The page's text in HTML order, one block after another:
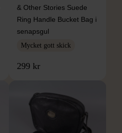
& Other Stories Suede
Ring Handle Bucket Bag i
senapsgul
Mycket gott skick
299 kr